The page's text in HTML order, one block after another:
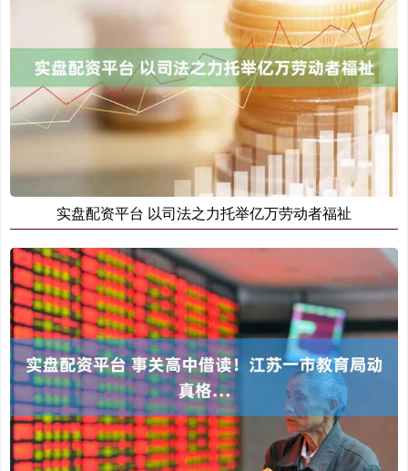
实盘配资平台 以司法之力托举亿万劳动者福祉